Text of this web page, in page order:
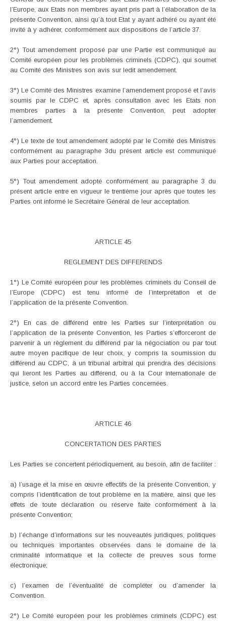
l’Europe, aux Etats non membres ayant pris part à l’élaboration de la
présente Convention, ainsi qu’à tout Etat y ayant adhéré ou ayant été
invité à y adhérer, conformément aux dispositions de l’article 37.
2°) Tout amendement proposé par une Partie est communiqué au
Comité européen pour les problèmes criminels (CDPC), qui soumet
au Comité des Ministres son avis sur ledit amendement.
3°) Le Comité des Ministres examine l’amendement proposé et l’avis
soumis par le CDPC et, après consultation avec les Etats non
membres parties à la présente Convention, peut adopter
l’amendement.
4°) Le texte de tout amendement adopté par le Comité des Ministres
conformément au paragraphe 3du présent article est communiqué
aux Parties pour acceptation.
5°) Tout amendement adopté conformément au paragraphe 3 du
présent article entre en vigueur le trentième jour après que toutes les
Parties ont informé le Secrétaire Général de leur acceptation.
ARTICLE 45
REGLEMENT DES DIFFERENDS
1°) Le Comité européen pour les problèmes criminels du Conseil de
l’Europe (CDPC) est tenu informé de l’interprétation et de
l’application de la présente Convention.
2°) En cas de différend entre les Parties sur l’interprétation ou
l’application de la présente Convention, les Parties s’efforceront de
parvenir à un règlement du différend par la négociation ou par tout
autre moyen pacifique de leur choix, y compris la soumission du
différend au CDPC, à un tribunal arbitral qui prendra des décisions
qui lieront les Parties au différend, ou à la Cour internationale de
justice, selon un accord entre les Parties concernées.
ARTICLE 46
CONCERTATION DES PARTIES
Les Parties se concertent périodiquement, au besoin, afin de faciliter :
a) l’usage et la mise en œuvre effectifs de la présente Convention, y
compris l’identification de tout problème en la matière, ainsi que les
effets de toute déclaration ou réserve faite conformément à la
présente Convention;
b) l’échange d’informations sur les nouveautés juridiques, politiques
ou techniques importantes observées dans le domaine de la
criminalité informatique et la collecte de preuves sous forme
électronique;
c) l’examen de l’éventualité de compléter ou d’amender la
Convention.
2°) Le Comité européen pour les problèmes criminels (CDPC) est